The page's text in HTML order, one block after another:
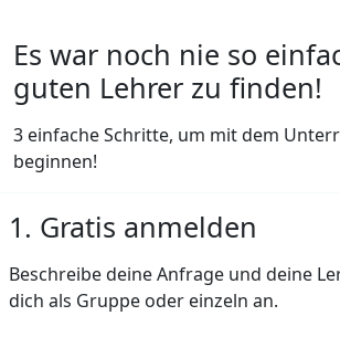
Es war noch nie so
guten Lehrer zu finden!
3 einfache Schritte, um mit dem
beginnen!
1. Gratis anmelden
Beschreibe deine Anfrage und deine
dich als Gruppe oder einzeln an.